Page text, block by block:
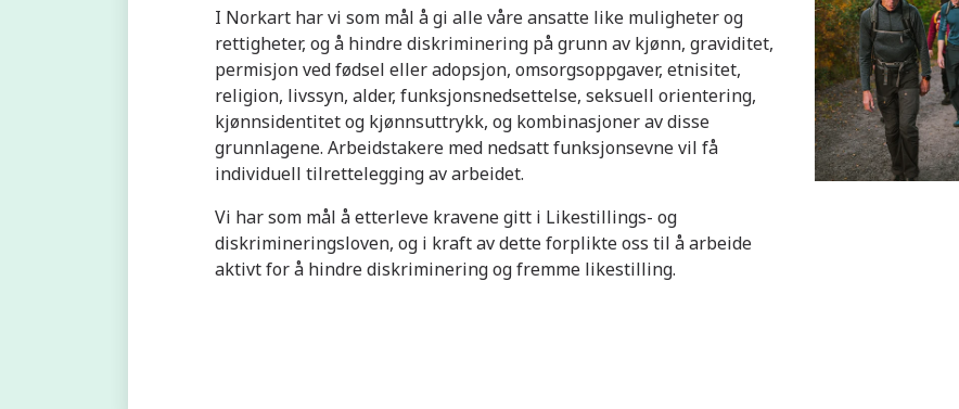
I Norkart har vi som mål å gi alle våre ansatte like muligheter og
rettigheter, og å hindre diskriminering på grunn av kjønn, graviditet,
permisjon ved fødsel eller adopsjon, omsorgsoppgaver, etnisitet,
religion, livssyn, alder, funksjonsnedsettelse, seksuell orientering,
kjønnsidentitet og kjønnsuttrykk, og kombinasjoner av disse
grunnlagene. Arbeidstakere med nedsatt funksjonsevne vil få
individuell tilrettelegging av arbeidet.
Vi har som mål å etterleve kravene gitt i Likestillings- og
diskrimineringsloven, og i kraft av dette forplikte oss til å arbeide
aktivt for å hindre diskriminering og fremme likestilling.